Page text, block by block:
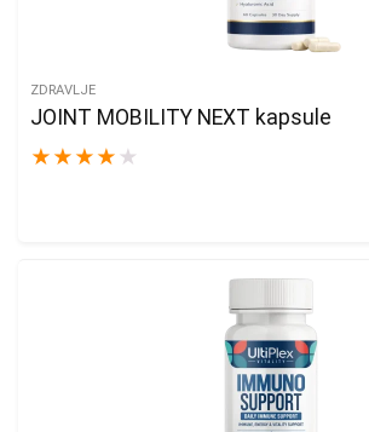
ZDRAVLJE
JOINT MOBILITY NEXT kapsule
★ ★ ★ ★ ★